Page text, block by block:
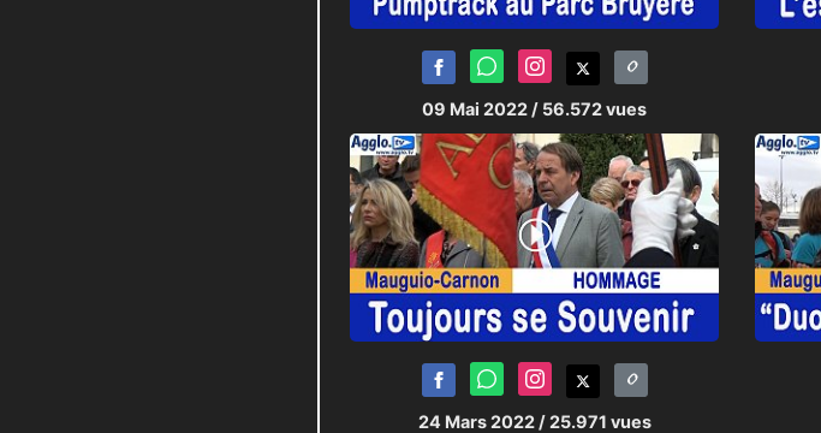
09 Mai 2022 / 56.572 vues
24 Mars 2022 / 25.971 vues